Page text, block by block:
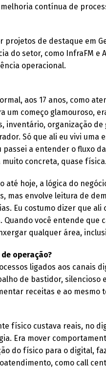
contínua de
projetos de destaque em
do setor, como InfraFM e
operacional.
aos 17 anos, como
um começo glamouroso,
organização de
Só que ali eu vivi uma
a entender o fluxo
concreta, quase física.
até hoje, a lógica do
mas envolve leitura de
Eu costumo dizer que ali
você entende que
qualquer área,
operação?
ligados aos canais
de bastidor, silencioso
receitas e ao mesmo
físico custava reais, no
Era mover
do físico para o digital,
como call